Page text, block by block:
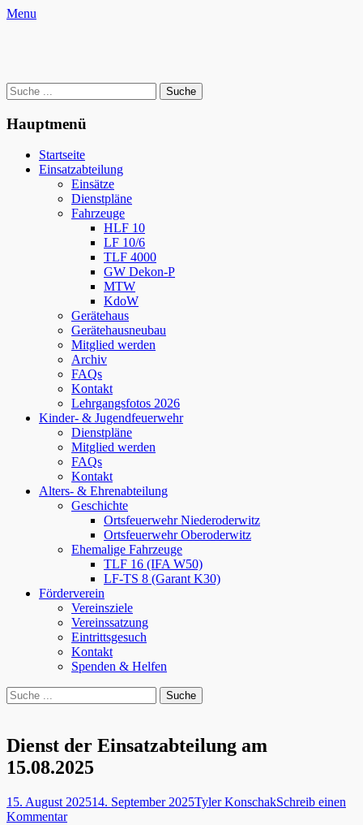
Zum
Facebook
YouTube
Instagram
Website
Menu
Suche
nach:
Hauptmenü
Startseite
Einsatzabteilung
Einsätze
Dienstpläne
Fahrzeuge
HLF 10
LF 10/6
TLF 4000
GW Dekon-P
MTW
KdoW
Gerätehaus
Gerätehausneubau
Mitglied werden
Archiv
FAQs
Kontakt
Lehrgangsfotos 2026
Kinder- & Jugendfeuerwehr
Dienstpläne
Mitglied werden
FAQs
Kontakt
Alters- & Ehrenabteilung
Geschichte
Ortsfeuerwehr Niederoderwitz
Ortsfeuerwehr Oberoderwitz
Ehemalige Fahrzeuge
TLF 16 (IFA W50)
LF-TS 8 (Garant K30)
Förderverein
Vereinsziele
Vereinssatzung
Eintrittsgesuch
Kontakt
Spenden & Helfen
bei
der
Suche
nach:
Dienst der Einsatzabteilung am
15.08.2025
Posted
on
15. August 202514. September 2025Autor
Tyler KonschakSchreib einen
Kommentar